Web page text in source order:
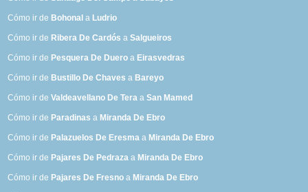
Cómo ir de Bohonal a Ludrio
Cómo ir de Ribera De Cardós aSalgueiros
Cómo ir de Pesquera De Duero a Eirasvedras
Cómo ir de Bustillo De Chaves a Bareyo
Cómo ir deValdeavellano De Tera aSan Mamed
Cómo ir de Paradinas a Miranda De Ebro
Cómo ir de Palazuelos De Eresma a Miranda De Ebro
Cómo ir de Pajares De Pedraza a Miranda De Ebro
Cómo ir de Pajares De Fresno a Miranda De Ebro